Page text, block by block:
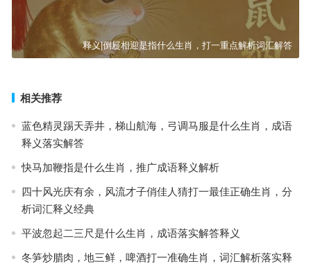
释义|倒屣相迎是指什么生肖，打一重点解析词汇解答
相关推荐
蓝色精灵踢天弄井，梯山航海，弓调马服是什么生肖，成语
释义落实解答
快马加鞭指是什么生肖，推广成语释义解析
四十风光庆有余，风流才子俏佳人猜打一最佳正确生肖，分
析词汇释义经典
平波忽起二三尺是什么生肖，成语落实解答释义
冬笋炒腊肉，地三鲜，啤酒打一准确生肖，词汇解析落实释